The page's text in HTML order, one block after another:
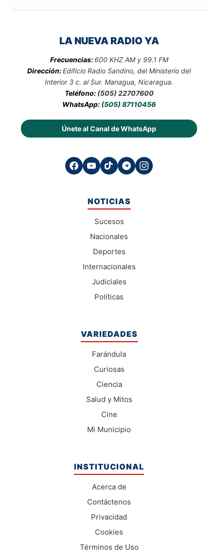
LA NUEVA RADIO YA
Frecuencias: 600 KHZ AM y 99.1 FM
Dirección:Edificio Radio Sandino, del Ministerio del
Interior 3 c. al Sur. Managua, Nicaragua.
Teléfono: (505) 22707600
WhatsApp: (505) 87110456
Únete al Canal de WhatsApp
NOTICIAS
Sucesos
Nacionales
Deportes
Internacionales
Judiciales
Políticas
VARIEDADES
Farándula
Curiosas
Ciencia
Salud y Mitos
Cine
Mi Municipio
INSTITUCIONAL
Acerca de
Contáctenos
Privacidad
Cookies
Términos de Uso